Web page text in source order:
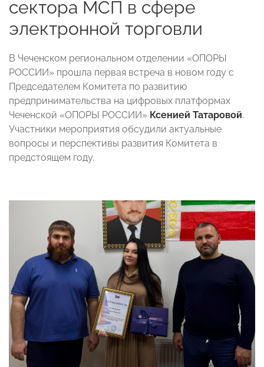
сектора МСП в сфере
электронной торговли
В Чеченском региональном отделении «ОПОРЫ
РОССИИ» прошла первая встреча в новом году с
Председателем Комитета по развитию
предпринимательства на цифровых платформах
Чеченской «ОПОРЫ РОССИИ» Ксенией Татаровой.
Участники мероприятия обсудили актуальные
вопросы и перспективы развития Комитета в
предстоящем году.